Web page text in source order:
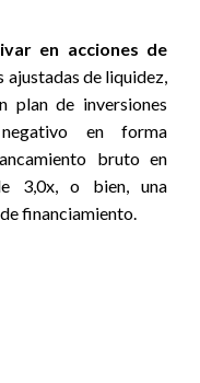
en acciones de
ajustadas de liquidez,
plan de inversiones
en forma
bruto en
3,0x, o bien, una
financiamiento.